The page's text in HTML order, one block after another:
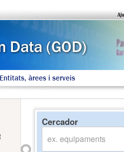
Entitats, àrees i serveis
Cercador